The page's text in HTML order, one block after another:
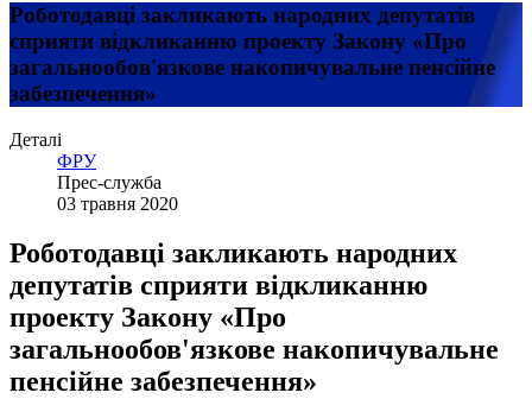
Роботодавці закликають народних депутатів
сприяти відкликанню проекту Закону «Про
загальнообов'язкове накопичувальне пенсійне
забезпечення»
Деталі
ФРУ
Прес-служба
03 травня 2020
Роботодавці закликають народних
депутатів сприяти відкликанню
проекту Закону «Про
загальнообов'язкове накопичувальне
пенсійне забезпечення»